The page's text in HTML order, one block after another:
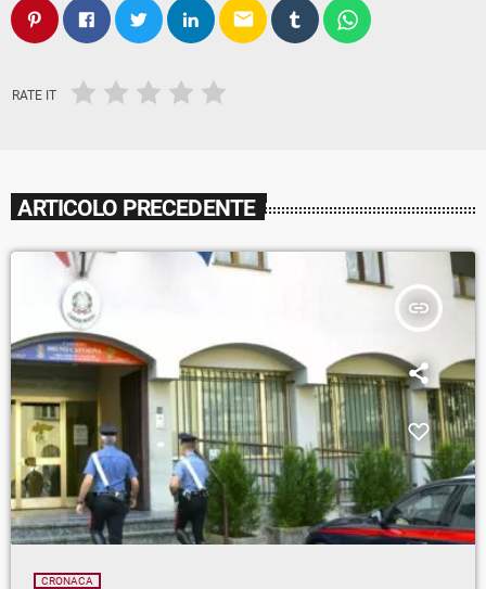
email
RATE IT
ARTICOLO PRECEDENTE
insert_link
CRONACA